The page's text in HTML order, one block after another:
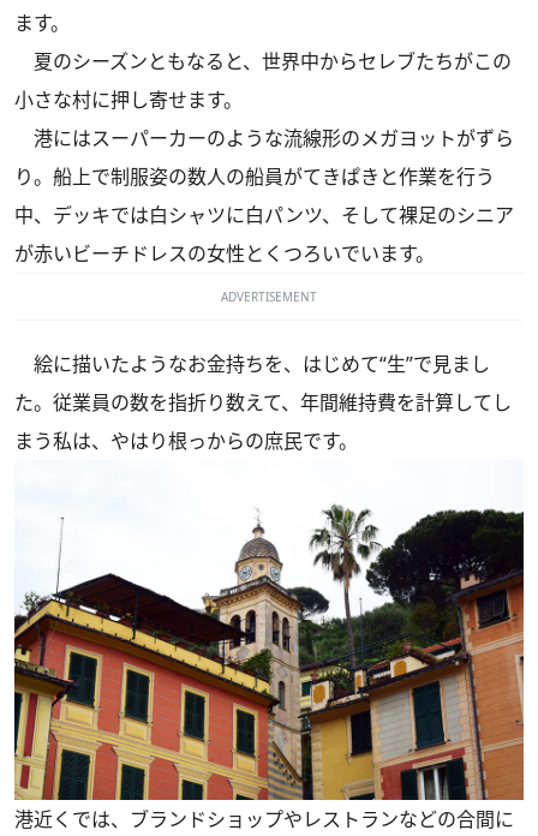
ます。
夏のシーズンともなると、世界中からセレブたちがこの
小さな村に押し寄せます。
港にはスーパーカーのような流線形のメガヨットがずら
り。船上で制服姿の数人の船員がてきぱきと作業を行う
中、デッキでは白シャツに白パンツ、そして裸足のシニア
が赤いビーチドレスの女性とくつろいでいます。
ADVERTISEMENT
絵に描いたようなお金持ちを、はじめて“生”で見まし
た。従業員の数を指折り数えて、年間維持費を計算してし
まう私は、やはり根っからの庶民です。
港近くでは、ブランドショップやレストランなどの合間に